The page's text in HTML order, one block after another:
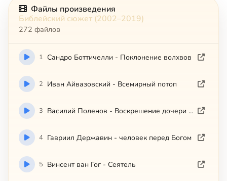
Файлы произведения
Библейский сюжет (2002–2019)
272 файлов
1 Сандро Боттичелли - Поклонение волхвов
2 Иван Айвазовский - Всемирный потоп
3 Василий Поленов - Воскрешение дочери Иаира
4 Гавриил Державин - человек перед Богом
5 Винсент ван Гог - Сеятель